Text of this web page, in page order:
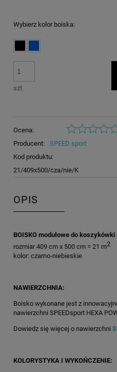
Wybierz kolor boiska:
szt.
Ocena:
Producent:
SPEED sport
Kod produktu:
21/409x500/cza/nie/K
OPIS
BOISKO modułowe do koszykówki
rozmiar 409 cm x 500 cm = 21 m2
kolor: czarno-niebieskie
NAWIERZCHNIA:
Boisko wykonane jest z
nawierzchni SPEEDsport HEXA
Dowiedz się więcej o nawierzchni
KOLORYSTYKA I WYKOŃCZENIE: